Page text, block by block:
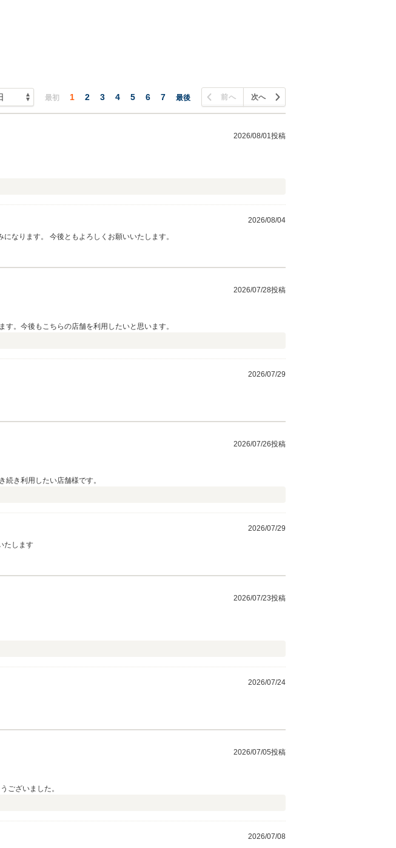
最初 1 2 3 4 5 6 7 最後 前へ 次へ
2026/08/01投稿
2026/08/04
なります。 今後ともよろしくお願いいたします。
2026/07/28投稿
。今後もこちらの店舗を利用したいと思います。
2026/07/29
2026/07/26投稿
き利用したい店舗様です。
2026/07/29
たします
2026/07/23投稿
2026/07/24
2026/07/05投稿
ございました。
2026/07/08